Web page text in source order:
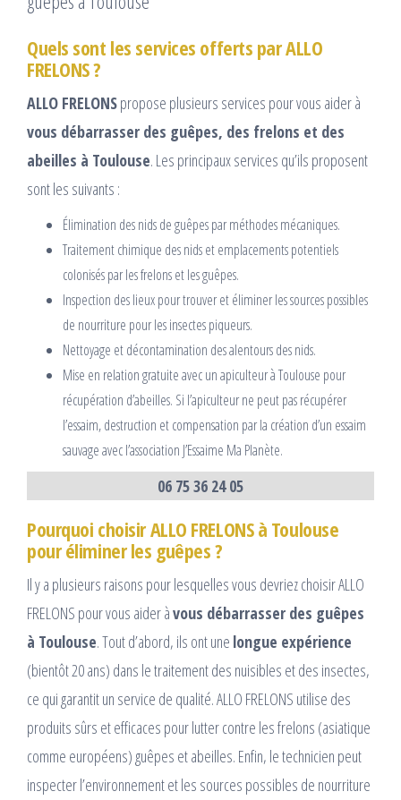
Quels sont les services offerts par ALLO
FRELONS ?
ALLO FRELONSpropose plusieurs services pour vous aider à
vous débarrasser des guêpes, des frelons et des
abeilles à Toulouse. Les principaux services qu’ils proposent
sont les suivants :
Élimination des nids de guêpes par méthodes mécaniques.
Traitement chimique des nids et emplacements potentiels
colonisés par les frelons et les guêpes.
Inspection des lieux pour trouver et éliminer les sources possibles
de nourriture pour les insectes piqueurs.
Nettoyage et décontamination des alentours des nids.
Mise en relation gratuite avec un apiculteur à Toulouse pour
récupération d’abeilles. Si l’apiculteur ne peut pas récupérer
l’essaim, destruction et compensation par la création d’un essaim
sauvage avec l’association J’Essaime Ma Planète.
06 75 36 24 05
Pourquoi choisir ALLO FRELONS à Toulouse
pour éliminer les guêpes ?
Il y a plusieurs raisons pour lesquelles vous devriez choisir ALLO
FRELONS pour vous aider àvous débarrasser des guêpes
à Toulouse. Tout d’abord, ils ont une longue expérience
(bientôt 20 ans) dans le traitement des nuisibles et des insectes,
ce qui garantit un service de qualité. ALLO FRELONS utilise des
produits sûrs et efficaces pour lutter contre les frelons (asiatique
comme européens) guêpes et abeilles. Enfin, le technicien peut
inspecter l’environnement et les sources possibles de nourriture